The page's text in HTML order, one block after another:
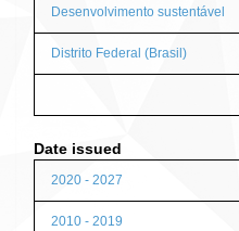
Desenvolvimento sustentável
Distrito Federal (Brasil)
Date issued
2020 - 2027
2010 - 2019